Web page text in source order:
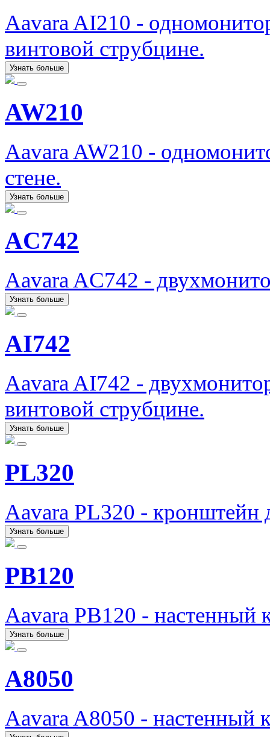
Aavara AI210 -
винтовой струбцине.
Узнать больше
AW210
Aavara AW210 -
стене.
Узнать больше
AC742
Aavara AC742 -
Узнать больше
AI742
Aavara AI742 -
винтовой струбцине.
Узнать больше
PL320
Aavara PL320 - кронштейн
Узнать больше
PB120
Aavara PB120 - настенный
Узнать больше
A8050
Aavara A8050 - настенный